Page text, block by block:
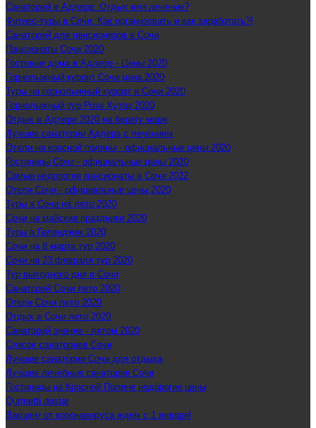
Санаторий в Адлере: Отдых или лечение?
Фитнес-туры в Сочи: Как организовать и как заработать?!
Санаторий для пенсионеров в Сочи
Пансионаты Сочи 2020
Гостевые дома в Адлере - Цены 2020
Горнолыжный курорт Сочи цена 2020
Туры на горнолыжный курорт в Сочи 2020
Горнолыжный тур Роза Хутор 2020
Отдых в Адлере 2020 на берегу моря
Лучшие санатории Адлера с лечением
Отели на красной поляны - официальные цены 2020
Гостиницы Сочи - официальные цены 2020
Самые недорогие пансионаты в Сочи 2022
Отели Сочи - официальные цены 2020
Туры в Сочи на лето 2020
Сочи на майские праздники 2020
Туры в Геленджик 2020
Сочи на 8 марта тур 2020
Сочи на 23 февраля тур 2020
Тур выходного дня в Сочи
Санаторий Сочи лето 2020
Отели Сочи лето 2020
Отдых в Сочи лето 2020
Санаторий знание - летом 2020
Список санаториев Сочи
Лучшие санатории Сочи для отдыха
Лучшие лечебные санатории Сочи
Гостиницы на Красной Поляне недорогие цены
Qurmetti dostar
Вакцину от коронавируса ждем с 1 января!